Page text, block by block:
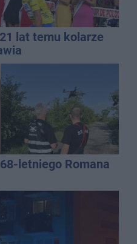
lat temu kolarze
letniego Romana